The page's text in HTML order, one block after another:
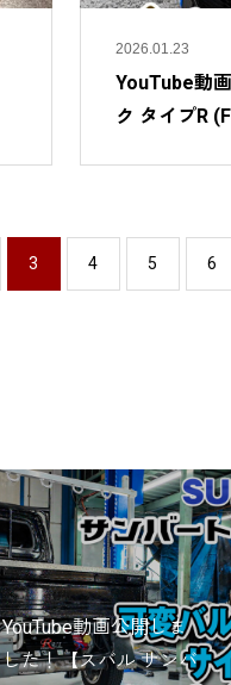
2026.01.23
YouTube動
ク タイプR
3 4 5 6
YouTube動画公開しま
した！【スバル サンバ